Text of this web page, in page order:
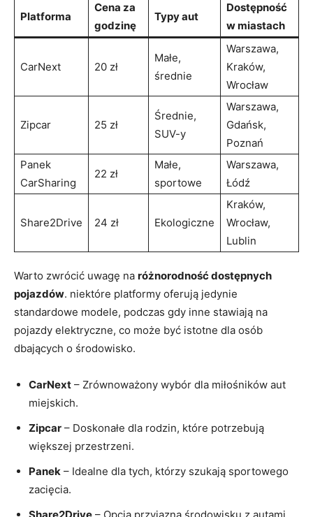
Platforma
Cena za
godzinę
Typy aut
Dostępność
w miastach
CarNext 20 zł
Małe,
średnie
Warszawa,
Kraków,
Wrocław
Zipcar 25 zł
Średnie,
SUV-y
Warszawa,
Gdańsk,
Poznań
Panek
CarSharing
22 zł
Małe,
sportowe
Warszawa,
Łódź
Share2Drive 24 zł Ekologiczne
Kraków,
Wrocław,
Lublin
Warto zwrócić uwagę na różnorodność dostępnych
pojazdów. niektóre platformy oferują jedynie
standardowe modele, podczas gdy inne stawiają na
pojazdy elektryczne, co może być istotne dla osób
dbających o środowisko.
CarNext – Zrównoważony wybór dla miłośników aut
miejskich.
Zipcar – Doskonałe dla rodzin, które potrzebują
większej przestrzeni.
Panek – Idealne dla tych, którzy szukają sportowego
zacięcia.